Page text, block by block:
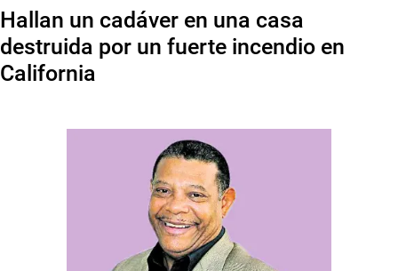
Hallan un cadáver en una casa
destruida por un fuerte incendio en
California